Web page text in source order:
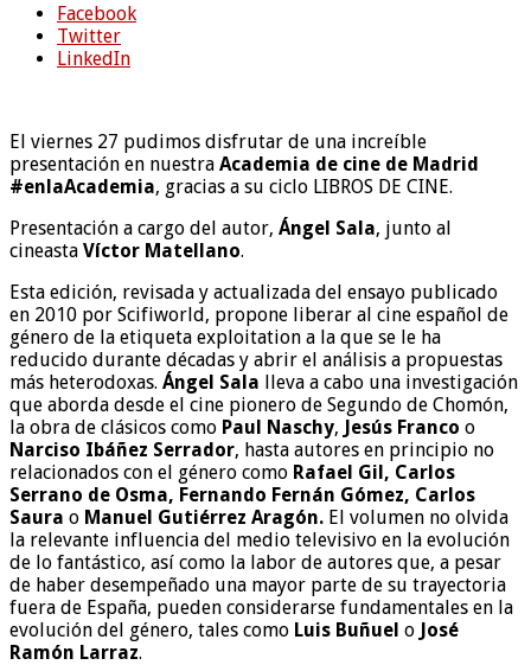
Facebook
Twitter
LinkedIn
El viernes 27 pudimos disfrutar de una increíble
presentación en nuestra Academia de cine de Madrid
#enlaAcademia, gracias a su ciclo LIBROS DE CINE.
Presentación a cargo del autor, Ángel Sala, junto al
cineasta Víctor Matellano.
Esta edición, revisada y actualizada del ensayo publicado
en 2010 por Scifiworld, propone liberar al cine español de
género de la etiqueta exploitation a la que se le ha
reducido durante décadas y abrir el análisis a propuestas
más heterodoxas. Ángel Sala lleva a cabo una investigación
que aborda desde el cine pionero de Segundo de Chomón,
la obra de clásicos como Paul Naschy, Jesús Franco o
Narciso Ibáñez Serrador, hasta autores en principio no
relacionados con el género como Rafael Gil, Carlos
Serrano de Osma, Fernando Fernán Gómez, Carlos
Saura o Manuel Gutiérrez Aragón. El volumen no olvida
la relevante influencia del medio televisivo en la evolución
de lo fantástico, así como la labor de autores que, a pesar
de haber desempeñado una mayor parte de su trayectoria
fuera de España, pueden considerarse fundamentales en la
evolución del género, tales como Luis Buñuel o José
Ramón Larraz.